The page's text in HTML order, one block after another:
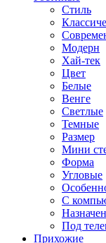
Стиль
Модерн
Хай-тек
Цвет
Белые
Венге
Светлые
Темные
Размер
Мини
Форма
Угловые
С
Под
Прихожие